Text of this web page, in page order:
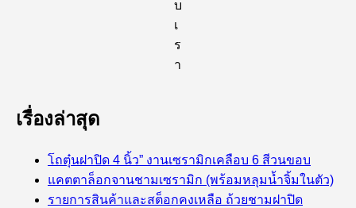
บ
เ
ร
า
เรื่องล่าสุด
โถตุ๋นฝาปิด 4 นิ้ว” งานเซรามิกเคลือบ 6 สีวนขอบ
แคตตาล็อกจานชามเซรามิก (พร้อมหลุมน้ำจิ้มในตัว)
รายการสินค้าและสต็อกคงเหลือ ถ้วยชามฝาปิด